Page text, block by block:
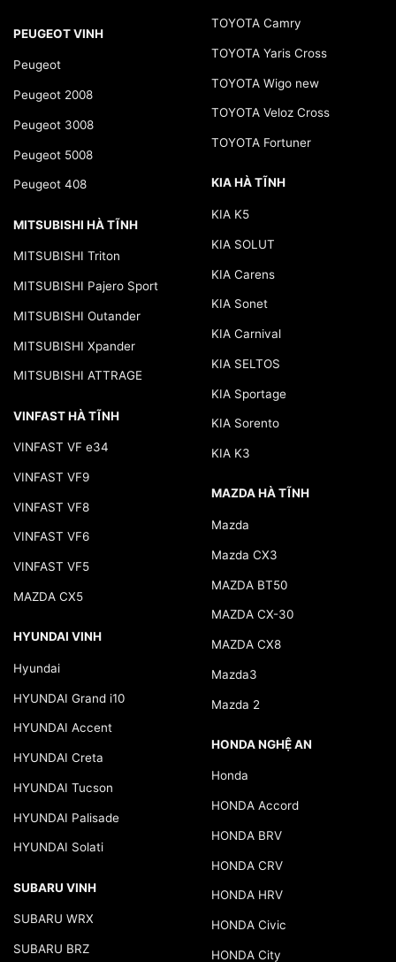
PEUGEOT VINH
Peugeot
Peugeot 2008
Peugeot 3008
Peugeot 5008
Peugeot 408
MITSUBISHI HÀ TĨNH
MITSUBISHI Triton
MITSUBISHI Pajero Sport
MITSUBISHI Outander
MITSUBISHI Xpander
MITSUBISHI ATTRAGE
VINFAST HÀ TĨNH
VINFAST VF e34
VINFAST VF9
VINFAST VF8
VINFAST VF6
VINFAST VF5
MAZDA CX5
HYUNDAI VINH
Hyundai
HYUNDAI Grand i10
HYUNDAI Accent
HYUNDAI Creta
HYUNDAI Tucson
HYUNDAI Palisade
HYUNDAI Solati
SUBARU VINH
SUBARU WRX
SUBARU BRZ
TOYOTA Camry
TOYOTA Yaris Cross
TOYOTA Wigo new
TOYOTA Veloz Cross
TOYOTA Fortuner
KIA HÀ TĨNH
KIA K5
KIA SOLUT
KIA Carens
KIA Sonet
KIA Carnival
KIA SELTOS
KIA Sportage
KIA Sorento
KIA K3
MAZDA HÀ TĨNH
Mazda
Mazda CX3
MAZDA BT50
MAZDA CX-30
MAZDA CX8
Mazda3
Mazda 2
HONDA NGHỆ AN
Honda
HONDA Accord
HONDA BRV
HONDA CRV
HONDA HRV
HONDA Civic
HONDA City